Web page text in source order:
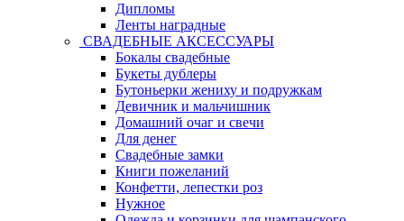
Дипломы
Ленты наградные
СВАДЕБНЫЕ АКСЕССУАРЫ
Бокалы свадебные
Букеты дублеры
Бутоньерки жениху и подружкам
Девичник и мальчишник
Домашний очаг и свечи
Для денег
Свадебные замки
Книги пожеланий
Конфетти, лепестки роз
Нужное